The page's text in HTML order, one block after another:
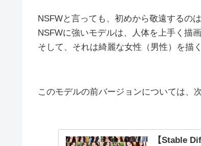
NSFWと言っても、初めから敬遠するの
NSFWに強いモデルは、人体を上手く描
そして、それは綺麗な女性（男性）を描
このモデルの前バージョンについては、
【Stable